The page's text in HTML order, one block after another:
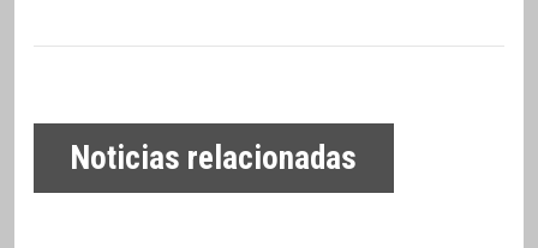
Noticias relacionadas